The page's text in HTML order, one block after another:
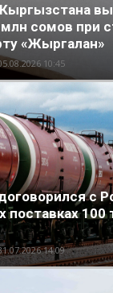
сомов при
«Жыргалан»
10:45
с
100
14:09